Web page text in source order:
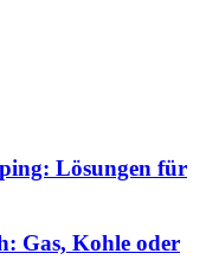
Lösungen für
Gas, Kohle oder